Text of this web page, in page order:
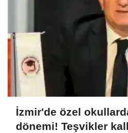
İzmir'de özel
dönemi! Teşvikler